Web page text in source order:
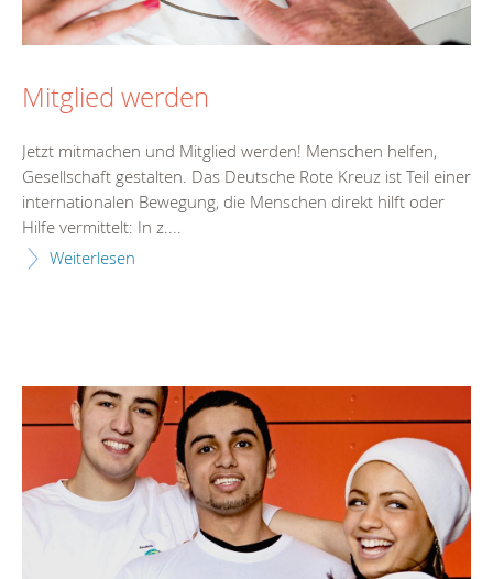
Mitglied werden
Jetzt mitmachen und Mitglied werden! Menschen helfen,
Gesellschaft gestalten. Das Deutsche Rote Kreuz ist Teil einer
internationalen Bewegung, die Menschen direkt hilft oder
Hilfe vermittelt: In z....
Weiterlesen